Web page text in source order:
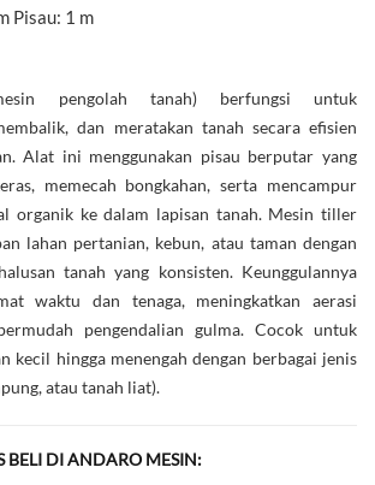
Pisau: 1 m
pengolah tanah) berfungsi untuk
dan meratakan tanah secara efisien
Alat ini menggunakan pisau berputar yang
memecah bongkahan, serta mencampur
organik ke dalam lapisan tanah. Mesin tiller
lahan pertanian, kebun, atau taman dengan
tanah yang konsisten. Keunggulannya
waktu dan tenaga, meningkatkan aerasi
pengendalian gulma. Cocok untuk
kecil hingga menengah dengan berbagai jenis
atau tanah liat).
BELI DI ANDARO MESIN: